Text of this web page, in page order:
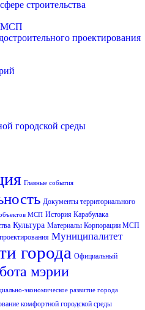
строительства
МСП
проектирования
городской среды
Главные события
Документы территориального
МСП История Карабулака
Культура Материалы Корпорации МСП
Муниципалитет
города Официальный
мэрии
экономическое развитие города
комфортной городской среды